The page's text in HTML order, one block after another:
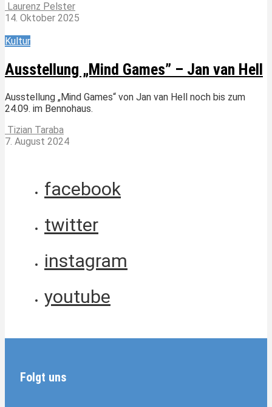
Laurenz Pelster
14. Oktober 2025
Kultur
Ausstellung „Mind Games” – Jan van Hell
Ausstellung „Mind Games“ von Jan van Hell noch bis zum
24.09. im Bennohaus.
Tizian Taraba
7. August 2024
facebook
twitter
instagram
youtube
Folgt uns